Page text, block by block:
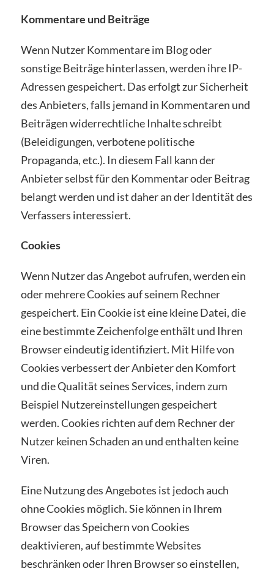
Kommentare und Beiträge
Wenn Nutzer Kommentare im Blog oder
sonstige Beiträge hinterlassen, werden ihre IP-
Adressen gespeichert. Das erfolgt zur Sicherheit
des Anbieters, falls jemand in Kommentaren und
Beiträgen widerrechtliche Inhalte schreibt
(Beleidigungen, verbotene politische
Propaganda, etc.). In diesem Fall kann der
Anbieter selbst für den Kommentar oder Beitrag
belangt werden und ist daher an der Identität des
Verfassers interessiert.
Cookies
Wenn Nutzer das Angebot aufrufen, werden ein
oder mehrere Cookies auf seinem Rechner
gespeichert. Ein Cookie ist eine kleine Datei, die
eine bestimmte Zeichenfolge enthält und Ihren
Browser eindeutig identifiziert. Mit Hilfe von
Cookies verbessert der Anbieter den Komfort
und die Qualität seines Services, indem zum
Beispiel Nutzereinstellungen gespeichert
werden. Cookies richten auf dem Rechner der
Nutzer keinen Schaden an und enthalten keine
Viren.
Eine Nutzung des Angebotes ist jedoch auch
ohne Cookies möglich. Sie können in Ihrem
Browser das Speichern von Cookies
deaktivieren, auf bestimmte Websites
beschränken oder Ihren Browser so einstellen,